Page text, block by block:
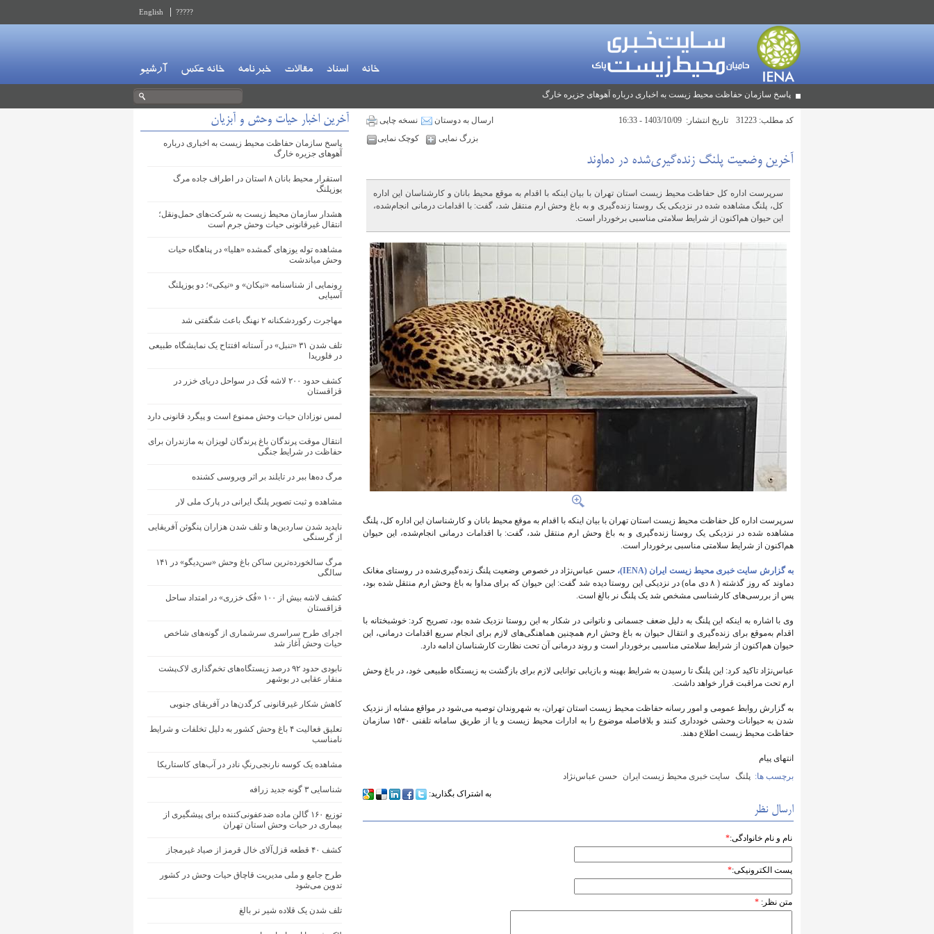
?????
English
خانه اسناد مقالات خبرنامه خانه عکس آرشیو
پاسخ سازمان حفاظت محیط زیست به اخباری درباره آهوهای جزیره خارگ
کد مطلب: تاریخ انتشار: نسخه چاپی
ارسال به دوستان
بزرگ نمایی
کوچک نمایی
آخرین وضعیت پلنگ زنده‌گیری‌شده در دماوند
سرپرست اداره کل حفاظت محیط زیست استان تهران با بیان اینکه با اقدام به موقع محیط بانان و کارشناسان این اداره
کل، پلنگ مشاهده شده در نزدیکی یک روستا زنده‌گیری و به باغ وحش ارم منتقل شد، گفت: با اقدامات درمانی انجام‌شده،
این حیوان هم‌اکنون از شرایط سلامتی مناسبی برخوردار است.
سرپرست اداره کل حفاظت محیط زیست استان تهران با بیان اینکه با اقدام به موقع محیط بانان و کارشناسان این اداره کل، پلنگ
مشاهده شده در نزدیکی یک روستا زنده‌گیری و به باغ وحش ارم منتقل شد، گفت: با اقدامات درمانی انجام‌شده، این حیوان
هم‌اکنون از شرایط سلامتی مناسبی برخوردار است.
به گزارش سایت خبری محیط زیست ایران (IENA)،
حسن عباس‌نژاد در خصوص وضعیت پلنگ زنده‌گیری‌شده در روستای مغانک
دماوند که روز گذشته ( ۸ دی ماه) در نزدیکی این روستا دیده شد گفت: این حیوان که برای مداوا به باغ وحش ارم منتقل شده بود،
پس از بررسی‌های کارشناسی مشخص شد یک پلنگ نر بالغ است.
وی با اشاره به اینکه این پلنگ به دلیل ضعف جسمانی و ناتوانی در شکار به این روستا نزدیک شده بود، تصریح کرد: خوشبختانه با
اقدام به‌موقع برای زنده‌گیری و انتقال حیوان به باغ وحش ارم همچنین هماهنگی‌های لازم برای انجام سریع اقدامات درمانی، این
حیوان هم‌اکنون از شرایط سلامتی مناسبی برخوردار است و روند درمانی آن تحت نظارت کارشناسان ادامه دارد.
عباس‌نژاد تاکید کرد: این پلنگ تا رسیدن به شرایط بهینه و بازیابی توانایی لازم برای بازگشت به زیستگاه طبیعی خود، در باغ وحش
ارم تحت مراقبت قرار خواهد داشت.
به گزارش روابط عمومی و امور رسانه حفاظت محیط زیست استان تهران، به شهروندان توصیه می‌شود در مواقع مشابه از نزدیک
شدن به حیوانات وحشی خودداری کنند و بلافاصله موضوع را به ادارات محیط زیست و یا از طریق سامانه تلفنی ۱۵۴۰ سازمان
حفاظت محیط زیست اطلاع دهند.
انتهای پیام
برچسب ها: پلنگ سایت خبری محیط زیست ایران
حسن عباس‌نژاد
به اشتراک بگذارید:
ارسال نظر
نام و نام خانوادگی:*
پست الکترونیکی:*
متن نظر: *
آخرین اخبار حیات وحش و آبزیان
پاسخ سازمان حفاظت محیط زیست به اخباری درباره
آهوهای جزیره خارگ
استقرار محیط بانان ۸ استان در اطراف جاده مرگ
یوزپلنگ
هشدار سازمان محیط زیست به شرکت‌های حمل‌ونقل؛
انتقال غیرقانونی حیات‌ وحش جرم است
مشاهده توله‌ یوزهای گمشده «هلیا» در پناهگاه حیات
وحش میاندشت
رونمایی از شناسنامه «نیکان» و «نیکی»؛ دو یوزپلنگ
آسیایی
مهاجرت رکوردشکنانه ۲ نهنگ باعث شگفتی شد
تلف شدن ۳۱ «تنبل» در آستانه افتتاح یک نمایشگاه طبیعی
در فلوریدا
کشف حدود ۲۰۰ لاشه فُک در سواحل دریای خزر در
قزاقستان
لمس نوزادان حیات‌ وحش ممنوع است و پیگرد قانونی دارد
انتقال موقت پرندگان باغ پرندگان لویزان به مازندران برای
حفاظت در شرایط جنگی
مرگ ده‌ها ببر در تایلند بر اثر ویروسی کشنده
مشاهده و ثبت تصویر پلنگ ایرانی در پارک ملی لار
ناپدید شدن ساردین‌ها و تلف شدن هزاران پنگوئن آفریقایی
از گرسنگی
مرگ سالخورده‌ترین ساکن باغ وحش «سن‌دیگو» در ۱۴۱
سالگی
کشف لاشه بیش از ۱۰۰ «فُک خزری» در امتداد ساحل
قزاقستان
اجرای طرح سراسری سرشماری از گونه‌های شاخص
حیات‌ وحش آغاز شد
نابودی حدود ۹۲ درصد زیستگاه‌های تخم‌گذاری لاک‌پشت
منقار عقابی در بوشهر
کاهش شکار غیرقانونی کرگدن‌ها در آفریقای جنوبی
تعلیق فعالیت ۴ باغ‌ وحش کشور به دلیل تخلفات و شرایط
نامناسب
مشاهده یک کوسه نارنجی‌رنگِ نادر در آب‌های کاستاریکا
شناسایی ۳ گونه جدید زرافه
توزیع ۱۶۰ گالن ماده ضدعفونی‌کننده برای پیشگیری از
بیماری در حیات وحش استان تهران
کشف ۴۰ قطعه قزل‌آلای خال ‌قرمز از صیاد غیرمجاز
طرح جامع و ملی مدیریت قاچاق حیات وحش در کشور
تدوین می‌شود
تلف شدن یک قلاده شیر نر بالغ